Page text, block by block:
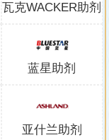
瓦克WACKER助剂
蓝星助剂
亚什兰助剂